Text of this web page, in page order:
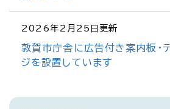
2026年2月25日更新
敦賀市庁舎に広告付き案内板・
ジを設置しています